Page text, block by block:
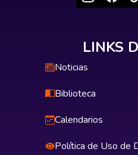
LINKS
Noticias
Biblioteca
Calendarios
Política de Uso de